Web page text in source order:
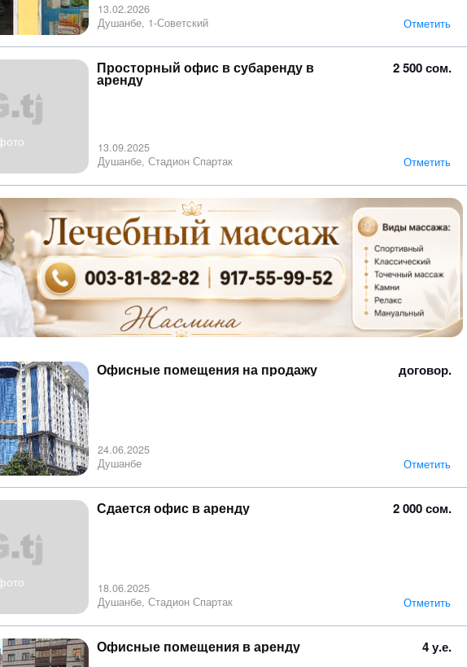
13.02.2026
Душанбе, 1-Советский
Отметить
2 500 сом.
Просторный офис в субаренду в
аренду
13.09.2025
Душанбе, Стадион Спартак
Отметить
договор.
Офисные помещения на продажу
24.06.2025
Душанбе
Отметить
2 000 сом.
Сдается офис в аренду
18.06.2025
Душанбе, Стадион Спартак
Отметить
4 у.е.
Офисные помещения в аренду